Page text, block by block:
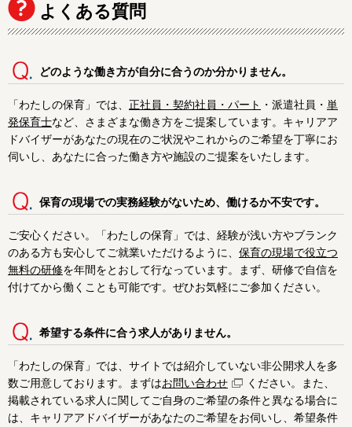
大阪市 都島区 福島区
此花区 西区 港区
西淀川区 東淀川区 東成区
生野区 旭区 城東区
阿倍野区 住之江区 東住吉区
よくある質問
どのような働き方が自分に合うのか分かりません。
「わたしの保育」では、 正社員・契約社員・パート ・派遣社員・ 単
発保育士など、さまざまな働き方をご提案しています。キャリアア
ドバイザーがあなたの現在のご状況やこれからのご希望を丁寧にお
伺いし、あなたに合った働き方や施設のご提案をいたします。
保育の現場での実務経験がないため、働けるか不安です。
ご安心ください。「わたしの保育」では、経験が浅い方やブランク
のある方も安心してご就業いただけるように、 保育の現場で役立つ
無料の研修を年間をとおして行なっています。まず、研修で自信を
付けてから働くことも可能です。ぜひお気軽にご参加ください。
希望する条件に合う求人がありません。
「わたしの保育」では、サイトでは紹介していない非公開求人を多
数ご用意しております。まずはお問い合わせ
ください。また、
掲載されている求人に関してご自身のご希望の条件と異なる場合に
は、キャリアアドバイザーがあなたのご希望をお伺いし、希望条件